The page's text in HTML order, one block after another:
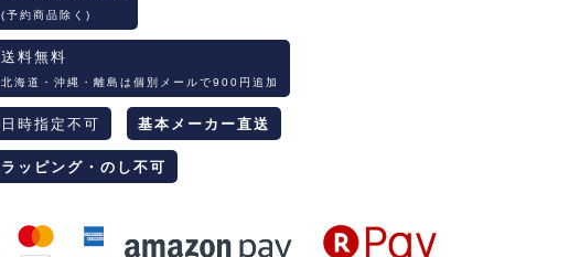
(予約商品除く)
送料無料
北海道・沖縄・離島は個別メールで900円追加
日時指定不可 基本メーカー直送
ラッピング・のし不可